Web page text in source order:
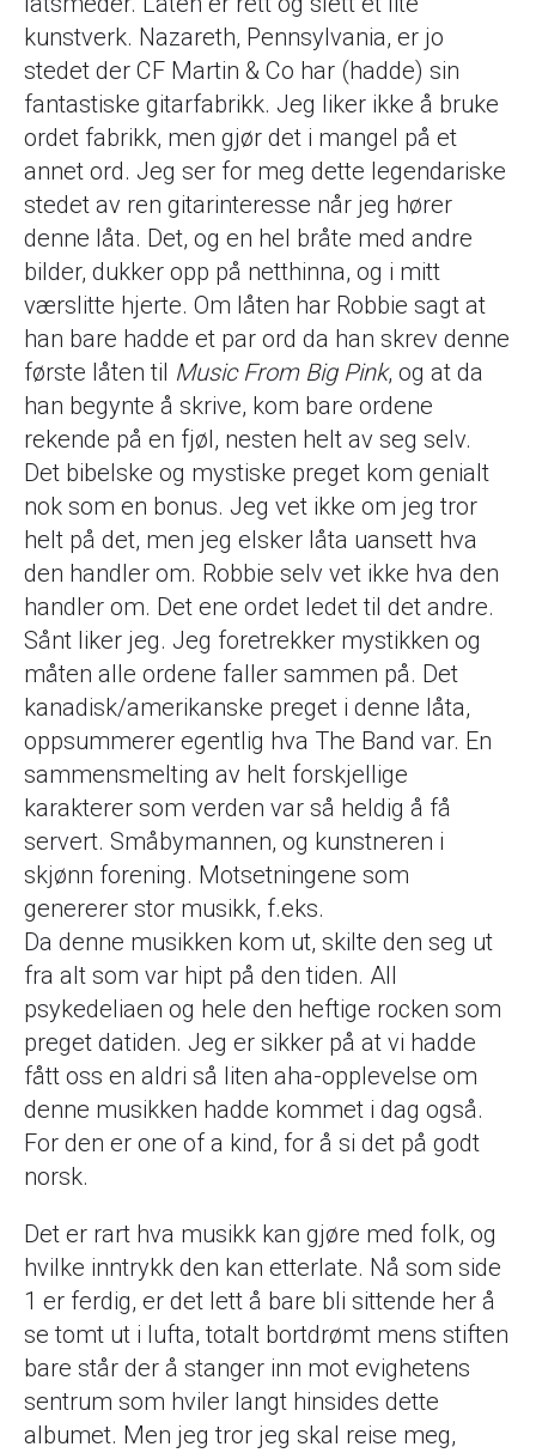
kunstverk. Nazareth, Pennsylvania, er jo
stedet der CF Martin & Co har (hadde) sin
fantastiske gitarfabrikk. Jeg liker ikke å bruke
ordet fabrikk, men gjør det i mangel på et
annet ord. Jeg ser for meg dette legendariske
stedet av ren gitarinteresse når jeg hører
denne låta. Det, og en hel bråte med andre
bilder, dukker opp på netthinna, og i mitt
værslitte hjerte. Om låten har Robbie sagt at
han bare hadde et par ord da han skrev denne
første låten til Music From Big Pink, og at da
han begynte å skrive, kom bare ordene
rekende på en fjøl, nesten helt av seg selv.
Det bibelske og mystiske preget kom genialt
nok som en bonus. Jeg vet ikke om jeg tror
helt på det, men jeg elsker låta uansett hva
den handler om. Robbie selv vet ikke hva den
handler om. Det ene ordet ledet til det andre.
Sånt liker jeg. Jeg foretrekker mystikken og
måten alle ordene faller sammen på. Det
kanadisk/amerikanske preget i denne låta,
oppsummerer egentlig hva The Band var. En
sammensmelting av helt forskjellige
karakterer som verden var så heldig å få
servert. Småbymannen, og kunstneren i
skjønn forening. Motsetningene som
genererer stor musikk, f.eks.
Da denne musikken kom ut, skilte den seg ut
fra alt som var hipt på den tiden. All
psykedeliaen og hele den heftige rocken som
preget datiden. Jeg er sikker på at vi hadde
fått oss en aldri så liten aha-opplevelse om
denne musikken hadde kommet i dag også.
For den er one of a kind, for å si det på godt
norsk.
Det er rart hva musikk kan gjøre med folk, og
hvilke inntrykk den kan etterlate. Nå som side
1 er ferdig, er det lett å bare bli sittende her å
se tomt ut i lufta, totalt bortdrømt mens stiften
bare står der å stanger inn mot evighetens
sentrum som hviler langt hinsides dette
albumet. Men jeg tror jeg skal reise meg,